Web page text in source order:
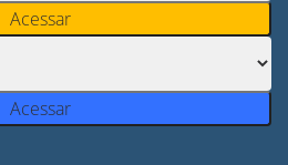
Acessar
Acessar